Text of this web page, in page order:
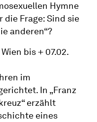
Hymne
die Frage: Sind sie
anderen“?
bis + 07.02.
im
In „Franz
erzählt
eines